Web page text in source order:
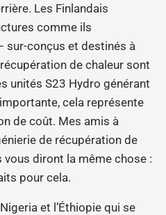
Les Finlandais
comme ils
sur-conçus et destinés à
de chaleur sont
unités S23 Hydro générant
cela représente
de coût. Mes amis à
de récupération de
diront la même chose :
pour cela.
et l’Éthiopie qui se